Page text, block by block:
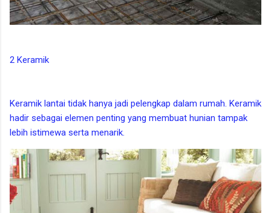
2 Keramik
Keramik lantai tidak hanya jadi pelengkap dalam rumah. Keramik
hadir sebagai elemen penting yang membuat hunian tampak
lebih istimewa serta menarik.